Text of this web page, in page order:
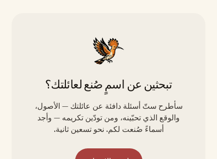
تبحثين عن اسمٍ صُنع لعائلتك؟
سأطرح ستّ أسئلة دافئة عن عائلتك — الأصول،
والوقع الذي تحبّينه، ومن تودّين تكريمه — وأجد
أسماءً صُنعت لكم. نحو تسعين ثانية.